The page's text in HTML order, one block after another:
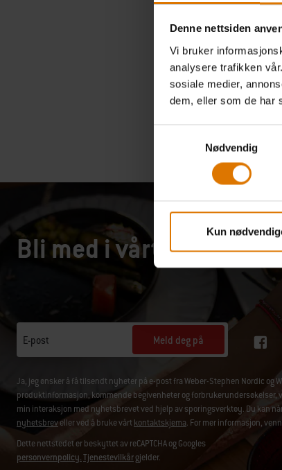
Denne nettsiden
Vi bruker
analysere trafikken
sosiale medier,
dem, eller som de har
Nødvendig
Kun
Bli med i vårt
E-post Meld deg på
Ja, jeg ønsker å få tilsendt nyheter på e-post fra Weber-Stephen Nordic
produktinformasjon, kommende begivenheter og forbrukerundersøkelser,
min interaksjon med nyhetsbrevet ved hjelp av sporingsverktøy. Du kan
nyhetsbreveller ved å bruke vårtkontaktskjema. For mer informasjon,
Dette nettstedet er beskyttet av reCAPTCHA og Googles
personvernpolicy.Tjenestevilkårgjelder.